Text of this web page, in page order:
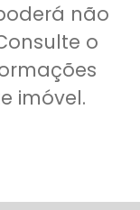
não
o
imóvel.